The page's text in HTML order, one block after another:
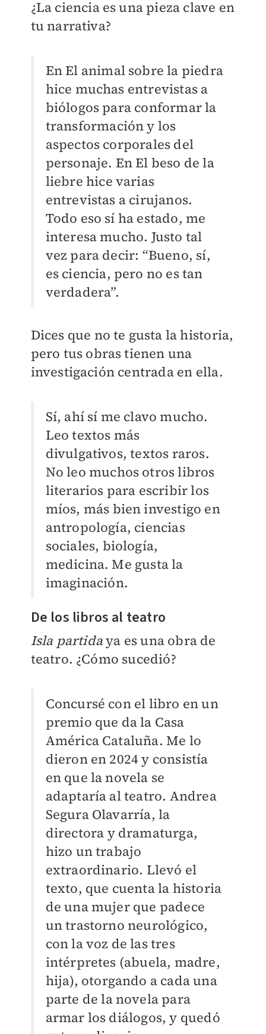
¿La ciencia es una pieza clave en
tu narrativa?
En El animal sobre la piedra
hice muchas entrevistas a
biólogos para conformar la
transformación y los
aspectos corporales del
personaje. En El beso de la
liebre hice varias
entrevistas a cirujanos.
Todo eso sí ha estado, me
interesa mucho. Justo tal
vez para decir: “Bueno, sí,
es ciencia, pero no es tan
verdadera”.
Dices que no te gusta la historia,
pero tus obras tienen una
investigación centrada en ella.
Sí, ahí sí me clavo mucho.
Leo textos más
divulgativos, textos raros.
No leo muchos otros libros
literarios para escribir los
míos, más bien investigo en
antropología, ciencias
sociales, biología,
medicina. Me gusta la
imaginación.
De los libros al teatro
Isla partidaya es una obra de
teatro. ¿Cómo sucedió?
Concursé con el libro en un
premio que da la Casa
América Cataluña. Me lo
dieron en 2024 y consistía
en que la novela se
adaptaría al teatro. Andrea
Segura Olavarría, la
directora y dramaturga,
hizo un trabajo
extraordinario. Llevó el
texto, que cuenta la historia
de una mujer que padece
un trastorno neurológico,
con la voz de las tres
intérpretes (abuela, madre,
hija), otorgando a cada una
parte de la novela para
armar los diálogos, y quedó